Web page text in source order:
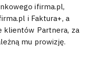
ifirma.pl,
i Faktura+, a
klientów Partnera, za
mu prowizję.